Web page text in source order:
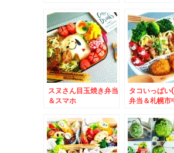
るヤツ(笑)
スヌさん目玉焼き弁当
＆スマホ
時間は自分で作るもの
(*-ω-)
タコいっぱ
弁当＆札幌市
店」さんがあ
ぎる～